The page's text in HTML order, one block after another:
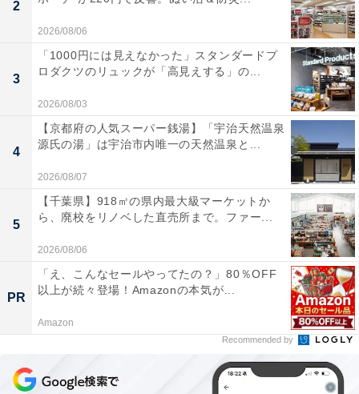
土地ならではの旬の味覚を味わいたい人におすすめの宿
です。※掲載されている情報は記事公開時のものです。
あらかじめご了承ください。また、記事中の宿泊プラン
を予約すると、売上の一部がオールアバウトに還元され
ることがあります。
この記事の執筆者： All About ニュース お買
Amazonのセール商品から売れ筋ランキングまで、毎日のお買いも
のがもっと楽しく、もっとお得になる情報をお届け。編集部員によ
る独自レビューなど、ここでしか手に入らない情報も満載です。
...続きを読む
【楽天トラベル特別セール】佐賀県「嬉野温泉
ハミルトン宇礼志野」が今だけ特別価格に！ 丘
の上にたたずむ洋館【6月16日】
2
2026/08/06
3
「1000円には見えなかった」スタンダードプ
ロダクツのリュックが「高見えする」の...
2026/08/03
4
【京都府の人気スーパー銭湯】「宇治天然温泉
源氏の湯」は宇治市内唯一の天然温泉と...
2026/08/07
5
【千葉県】918㎡の県内最大級マーケットか
ら、廃校をリノベした直売所まで。ファー...
2026/08/06
PR
「え、こんなセールやってたの？」80％OFF
以上が続々登場！Amazonの本気が...
Amazon
Recommended by